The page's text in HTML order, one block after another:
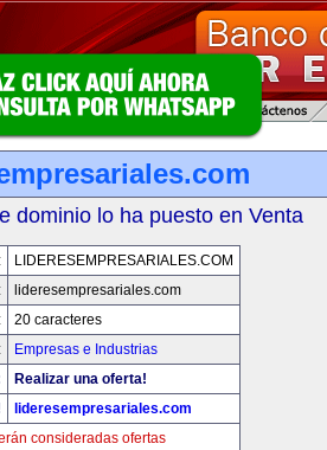
dominio lo ha puesto en Venta
LIDERESEMPRESARIALES.COM
lideresempresariales.com
20 caracteres
Empresas e Industrias
Realizar una oferta!
lideresempresariales.com
consideradas ofertas